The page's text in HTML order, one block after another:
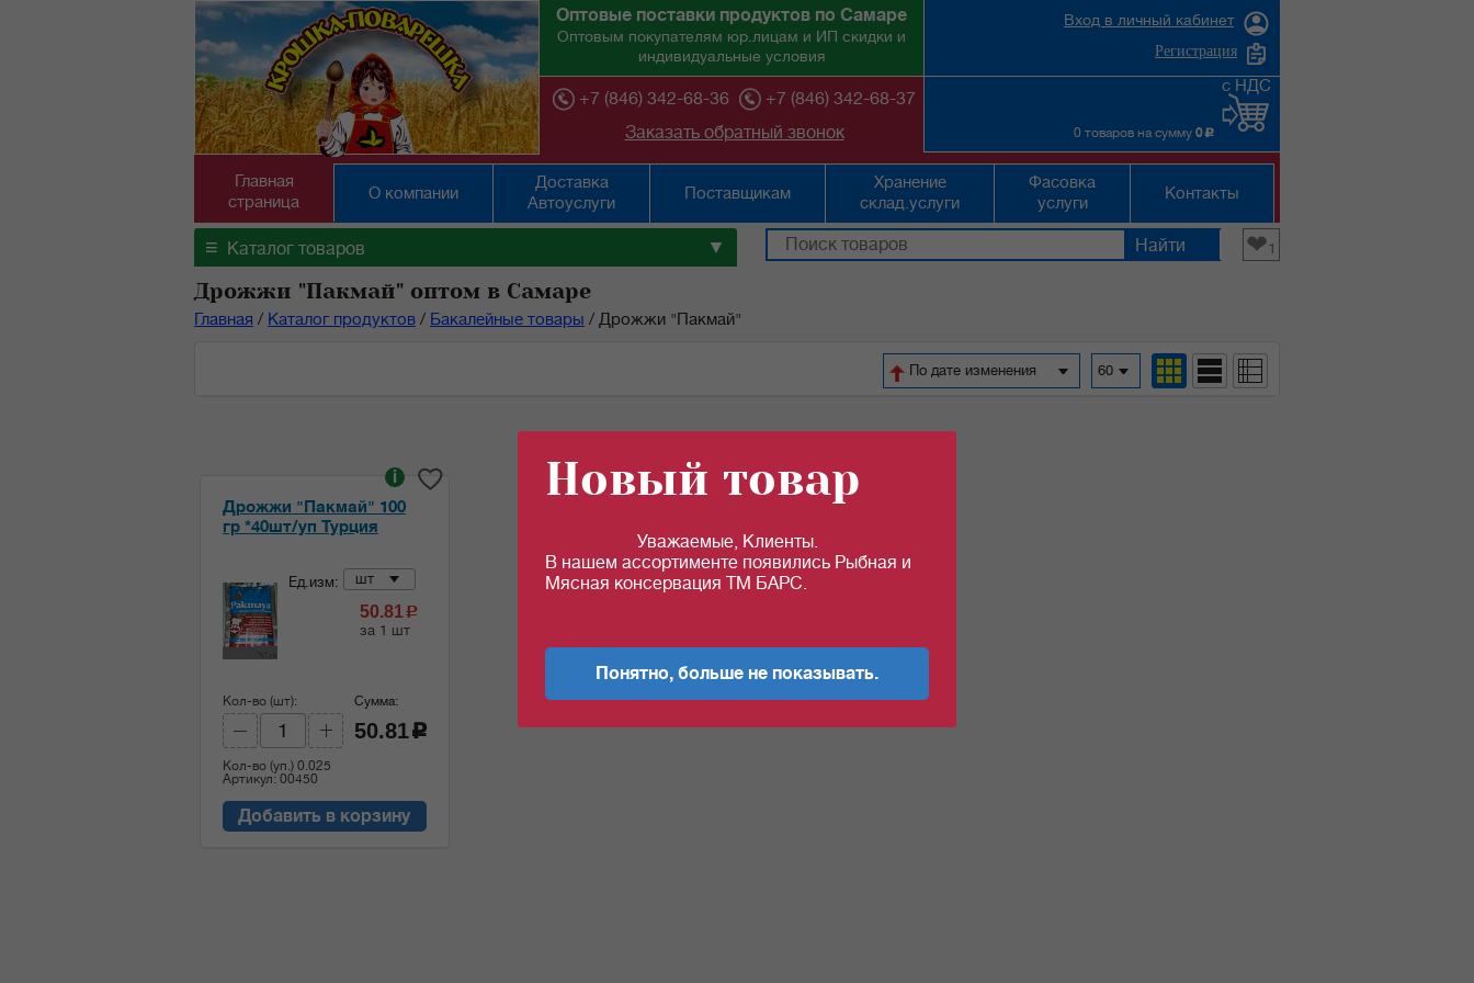
Оптовые поставки продуктов по Самаре
Оптовым покупателям юр.лицам и ИП скидки и
индивидуальные условия
+7 (846) 342-68-36
+7 (846) 342-68-37
Заказать обратный звонок
Вход в личный кабинет
Регистрация
0 товаров на сумму 0 c
с НДС
Главная
страница
О компании
Доставка
Автоуслуги
Поставщикам
Хранение
склад.услуги
Фасовка
услуги
Контакты
≡ Каталог товаров ▼ ❤1
Дрожжи "Пакмай" оптом в Самаре
Главная / Каталог продуктов / Бакалейные товары / Дрожжи "Пакмай"
60
По дате изменения
Дрожжи "Пакмай" 100
гр *40шт/уп Турция
i
Ед.изм: шт
50.81c
за 1 шт
Кол-во (шт):
Кол-во (уп.) 0.025
Артикул: 00450
Сумма:
50.81 c
Добавить в корзину
Новый товар
Уважаемые, Клиенты.
В нашем ассортименте появились Рыбная и
Мясная консервация ТМ БАРС.
Понятно, больше не показывать.